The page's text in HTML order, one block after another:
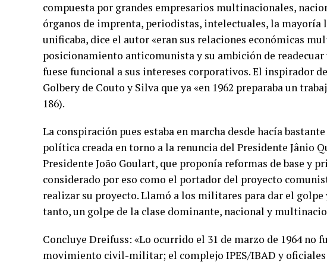
compuesta por grandes empresarios multinacionales,
órganos de imprenta, periodistas, intelectuales, la mayoría
unificaba, dice el autor «eran sus relaciones económicas
posicionamiento anticomunista y su ambición de readecuar
fuese funcional a sus intereses corporativos. El inspirador
Golbery de Couto y Silva que ya «en 1962 preparaba un
186).
La conspiración pues estaba en marcha desde hacía
política creada en torno a la renuncia del Presidente Jânio
Presidente João Goulart, que proponía reformas de base y
considerado por eso como el portador del proyecto
realizar su proyecto. Llamó a los militares para dar el
tanto, un golpe de la clase dominante, nacional y
Concluye Dreifuss: «Lo ocurrido el 31 de marzo de 1964
movimiento civil-militar; el complejo IPES/IBAD y oficiales